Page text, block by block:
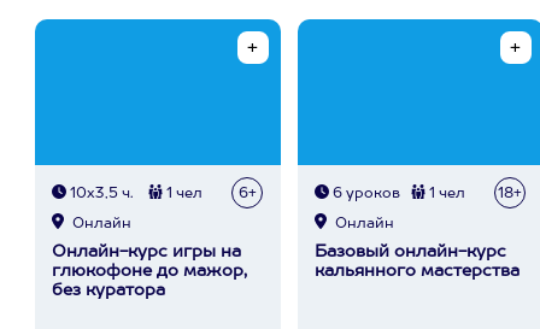
10х3,5 ч. 1 чел 6+
Онлайн
Онлайн-курс игры на
глюкофоне до мажор,
без куратора
6 уроков 1 чел 18+
Онлайн
Базовый онлайн-курс
кальянного мастерства